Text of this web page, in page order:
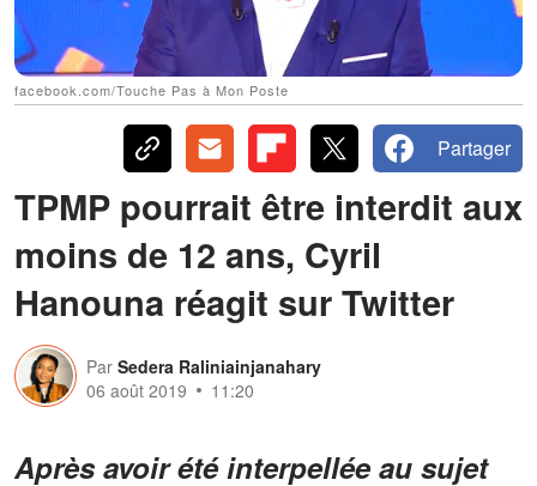
facebook.com/Touche Pas à Mon Poste
Partager
TPMP pourrait être interdit aux
moins de 12 ans, Cyril
Hanouna réagit sur Twitter
Par Sedera Raliniainjanahary
06 août 2019
11:20
Après avoir été interpellée au sujet